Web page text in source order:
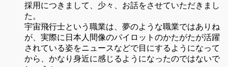
採用につきまして、少々、お話をさせていただきまし
た。
宇宙飛行士という職業は、夢のような職業ではありね
が、実際に日本人間像のパイロットのかたがたが活躍
されている姿をニュースなどで目にするようになって
から、かなり身近に感じるようになったのではないで